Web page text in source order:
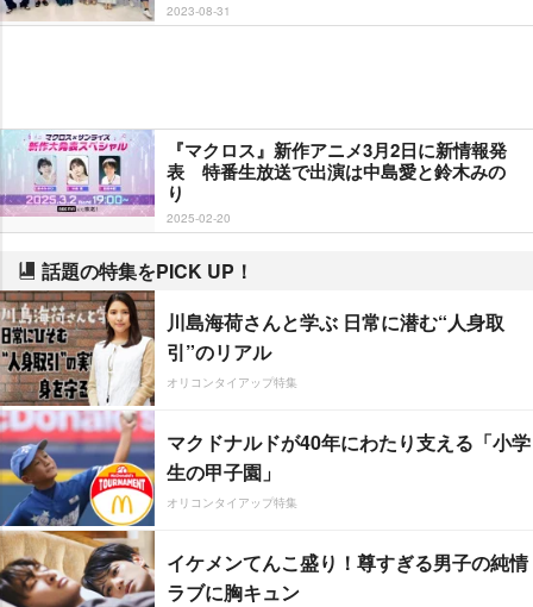
2023-08-31
『マクロス』新作アニメ3月2日に新情報発
表 特番生放送で出演は中島愛と鈴木みの
り
2025-02-20
話題の特集をPICK UP！
川島海荷さんと学ぶ 日常に潜む“人身取
引”のリアル
オリコンタイアップ特集
マクドナルドが40年にわたり支える「小学
生の甲子園」
オリコンタイアップ特集
イケメンてんこ盛り！尊すぎる男子の純情
ラブに胸キュン